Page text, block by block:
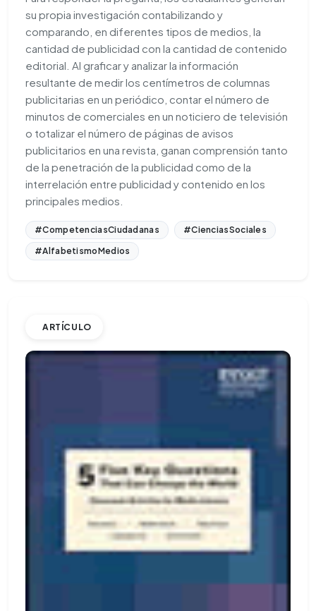
su propia investigación contabilizando y
comparando, en diferentes tipos de medios, la
cantidad de publicidad con la cantidad de contenido
editorial. Al graficar y analizar la información
resultante de medir los centímetros de columnas
publicitarias en un periódico, contar el número de
minutos de comerciales en un noticiero de televisión
o totalizar el número de páginas de avisos
publicitarios en una revista, ganan comprensión tanto
de la penetración de la publicidad como de la
interrelación entre publicidad y contenido en los
principales medios.
#CompetenciasCiudadanas
#CienciasSociales
#AlfabetismoMedios
ARTÍCULO